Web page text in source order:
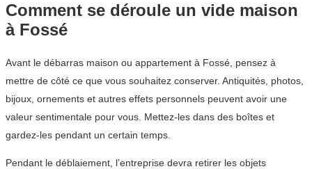
Comment se déroule un vide maison
à Fossé
Avant le débarras maison ou appartement à Fossé, pensez à
mettre de côté ce que vous souhaitez conserver. Antiquités, photos,
bijoux, ornements et autres effets personnels peuvent avoir une
valeur sentimentale pour vous. Mettez-les dans des boîtes et
gardez-les pendant un certain temps.
Pendant le déblaiement, l’entreprise devra retirer les objets